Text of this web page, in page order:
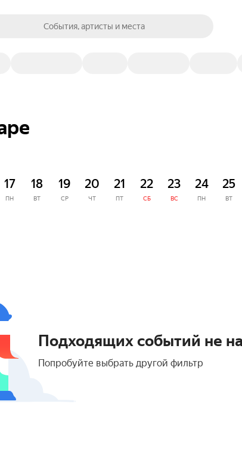
События, артисты и места
17
ПН
18
ВТ
19
СР
20
ЧТ
21
ПТ
22
СБ
23
ВС
24
ПН
25
ВТ
Подходящих событий не
Попробуйте выбрать другой фильтр